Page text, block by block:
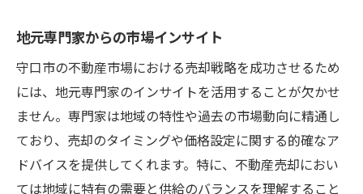
売却前の準備で差をつけるテクニック
購入希望者を引きつける広告戦略
交渉を有利に進めるためのポイント
契約成立をスムーズにするコミュニケーシ
ョン術
プロが実践する売却後のフォローアップ
地元専門家からの市場インサイト
守口市の不動産市場における売却戦略を成功させるため
には、地元専門家のインサイトを活用することが欠かせ
ません。専門家は地域の特性や過去の市場動向に精通し
ており、売却のタイミングや価格設定に関する的確なア
ドバイスを提供してくれます。特に、不動産売却におい
ては地域に特有の需要と供給のバランスを理解すること